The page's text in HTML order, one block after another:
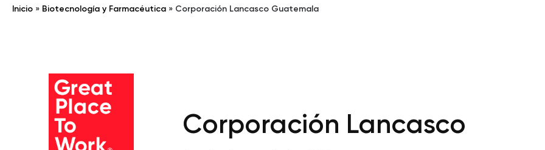
Inicio » Biotecnología y Farmacéutica » Corporación Lancasco Guatemala
Corporación Lancasco